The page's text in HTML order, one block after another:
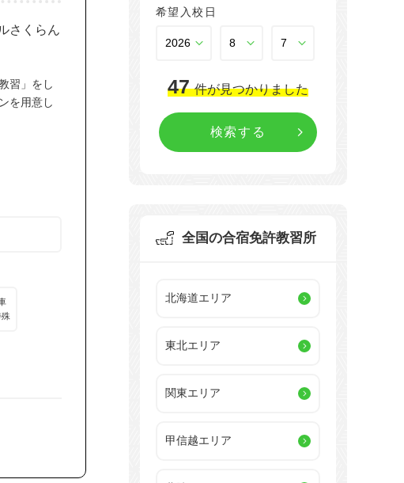
習」をし
を用意し
希望入校日
47 件が見つかりました
全国の合宿免許教習所
北海道エリア
東北エリア
関東エリア
甲信越エリア